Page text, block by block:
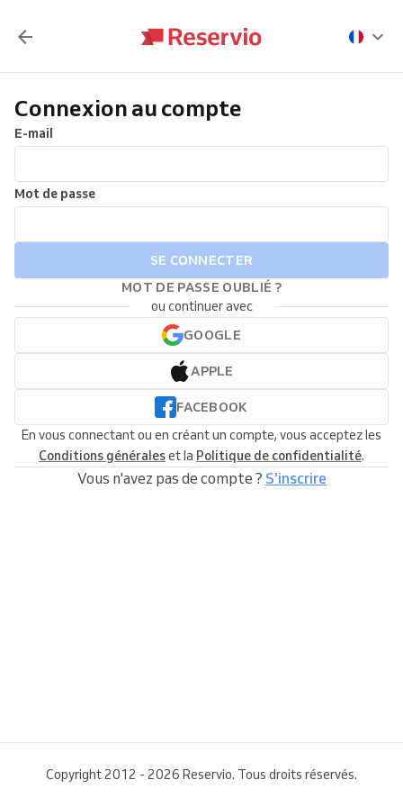
Connexion au compte
E-mail
Mot de passe
SE CONNECTER
MOT DE PASSE OUBLIÉ ?
ou continuer avec
GOOGLE
APPLE
FACEBOOK
En vous connectant ou en créant un compte, vous acceptez les
Conditions généraleset la Politique de confidentialité.
Vous n'avez pas de compte ? S'inscrire
Copyright 2012 - 2026 Reservio. Tous droits réservés.